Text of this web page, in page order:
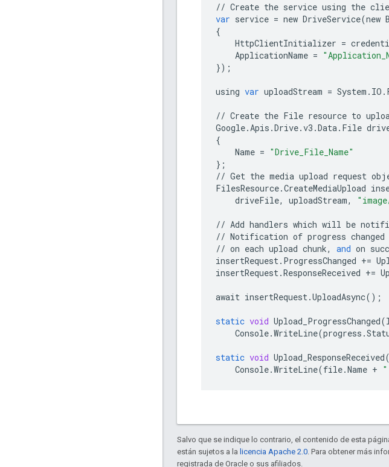
// Create the service using the
var service = new DriveService(new
{
HttpClientInitializer =
ApplicationName =
});
using var uploadStream = System . IO .
// Create the File resource to
Google.Apis .Drive.v3 .Data. File
{
Name = "Drive_File_Name"
};
// Get the media upload request
FilesResource.CreateMediaUpload
driveFile, uploadStream,
// Add handlers which will be
// Notification of progress changed
// on each upload chunk, and on
insertRequest. ProgressChanged +=
insertRequest.ResponseReceived +=
await insertRequest.UploadAsync();
static void Upload_ProgressChanged(
Console.WriteLine(progress .
static void Upload_ResponseReceived(
Console.WriteLine(file.Name +
Salvo que se indique lo contrario, el contenido de esta
están sujetos a la licencia Apache 2.0 . Para obtener más
registrada de Oracle o sus afiliados.